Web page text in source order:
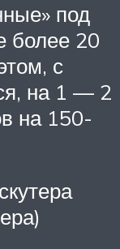
под
более 20
с
на 1 — 2
на 150-